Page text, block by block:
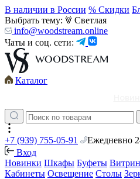
В наличии в России % Скидки
Выбрать тему:
Светлая
info@woodstream.online
Чаты и соц. сети:
Каталог
+7 (939) 755-05-91
Ежедневно
Вход
Новинки Шкафы Буфеты
Кабинеты Освещение Столы